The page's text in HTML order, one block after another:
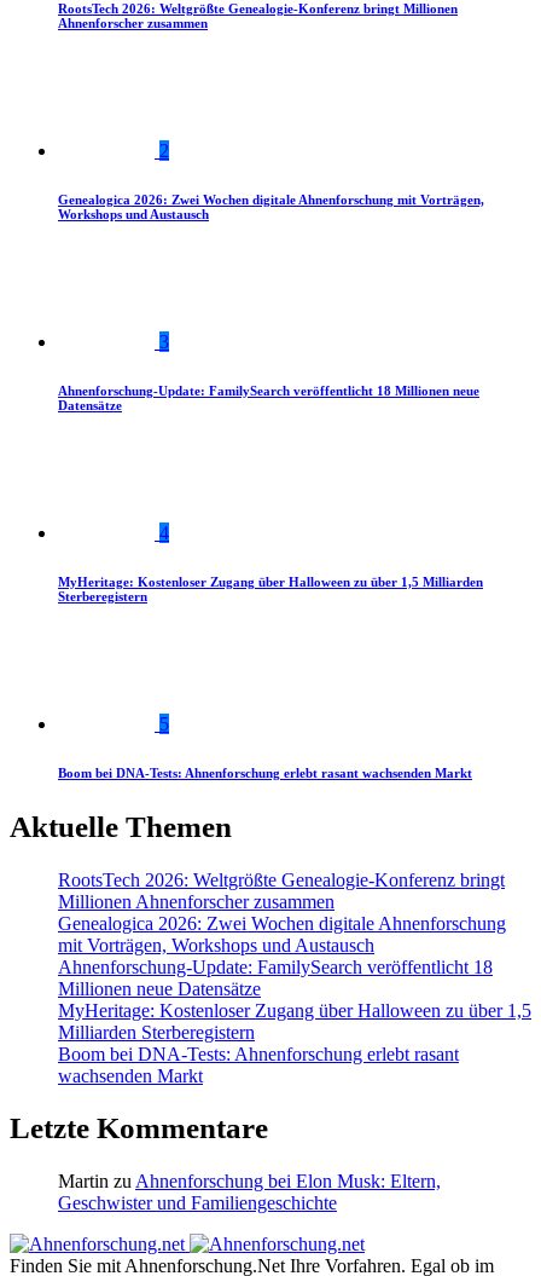
RootsTech 2026: Weltgrößte Genealogie-Konferenz bringt Millionen
Ahnenforscher zusammen
2
Genealogica 2026: Zwei Wochen digitale Ahnenforschung mit Vorträgen,
Workshops und Austausch
3
Ahnenforschung-Update: FamilySearch veröffentlicht 18 Millionen neue
Datensätze
4
MyHeritage: Kostenloser Zugang über Halloween zu über 1,5 Milliarden
Sterberegistern
5
Boom bei DNA-Tests: Ahnenforschung erlebt rasant wachsenden Markt
Aktuelle Themen
RootsTech 2026: Weltgrößte Genealogie-Konferenz bringt
Millionen Ahnenforscher zusammen
Genealogica 2026: Zwei Wochen digitale Ahnenforschung
mit Vorträgen, Workshops und Austausch
Ahnenforschung-Update: FamilySearch veröffentlicht 18
Millionen neue Datensätze
MyHeritage: Kostenloser Zugang über Halloween zu über 1,5
Milliarden Sterberegistern
Boom bei DNA-Tests: Ahnenforschung erlebt rasant
wachsenden Markt
Letzte Kommentare
Martin zu Ahnenforschung bei Elon Musk: Eltern,
Geschwister und Familiengeschichte
Finden Sie mit Ahnenforschung.Net Ihre Vorfahren. Egal ob im